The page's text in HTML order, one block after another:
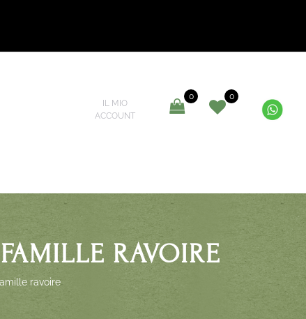
IL MIO
ACCOUNT
0 0
RAVOIRE
ravoire